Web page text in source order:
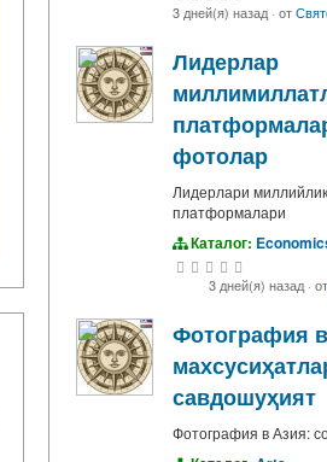
3 дней(я) назад · от
Лидерлар
фотолар
Лидерлари
платформалари
Каталог:
3 дней(я) назад · от
Фотография
савдошуҳият
Фотография в Азия: